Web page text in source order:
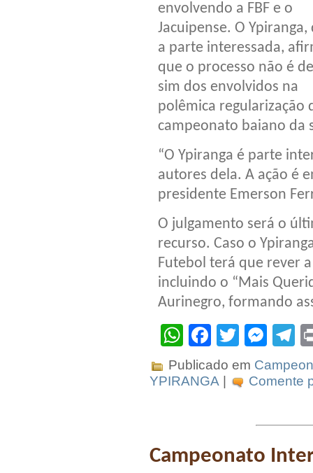
envolvendo a FBF e o
Jacuipense. O Ypiranga,
a parte interessada,
que o processo não é
sim dos envolvidos na
polêmica regularização
campeonato baiano da
“O Ypiranga é parte
autores dela. A ação é
presidente Emerson
O julgamento será o
recurso. Caso o
Futebol terá que rever
incluindo o “Mais
Aurinegro, formando
WhatsApp
Facebook
Twitter
Publicado em
YPIRANGA
Comente
Campeonato